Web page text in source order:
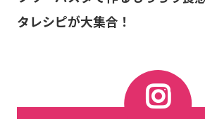
タレシピが大集合！